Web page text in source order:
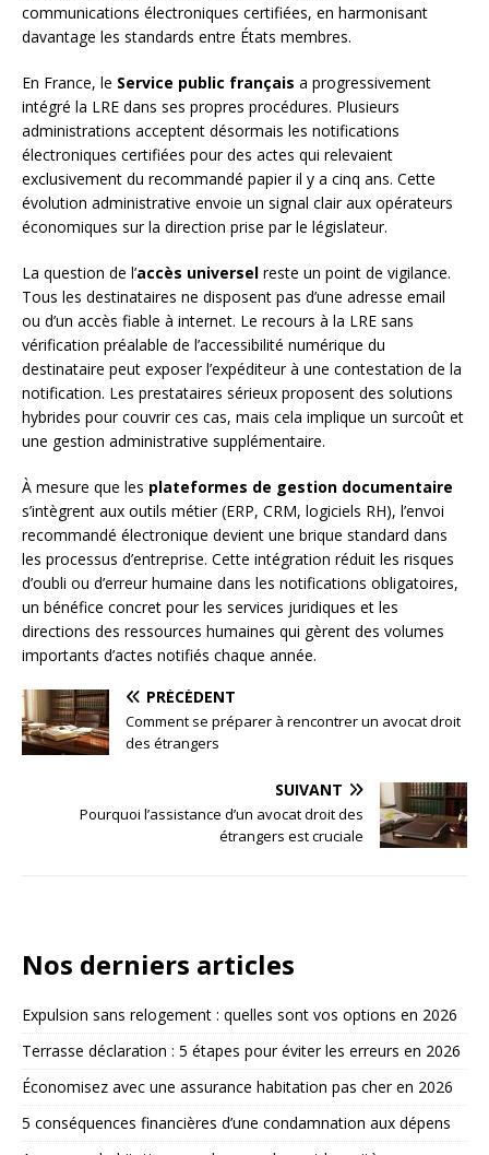
communications électroniques certifiées, en harmonisant
davantage les standards entre États membres.
En France, le Service public français a progressivement
intégré la LRE dans ses propres procédures. Plusieurs
administrations acceptent désormais les notifications
électroniques certifiées pour des actes qui relevaient
exclusivement du recommandé papier il y a cinq ans. Cette
évolution administrative envoie un signal clair aux opérateurs
économiques sur la direction prise par le législateur.
La question de l’accès universel reste un point de vigilance.
Tous les destinataires ne disposent pas d’une adresse email
ou d’un accès fiable à internet. Le recours à la LRE sans
vérification préalable de l’accessibilité numérique du
destinataire peut exposer l’expéditeur à une contestation de la
notification. Les prestataires sérieux proposent des solutions
hybrides pour couvrir ces cas, mais cela implique un surcoût et
une gestion administrative supplémentaire.
À mesure que les plateformes de gestion documentaire
s’intègrent aux outils métier (ERP, CRM, logiciels RH), l’envoi
recommandé électronique devient une brique standard dans
les processus d’entreprise. Cette intégration réduit les risques
d’oubli ou d’erreur humaine dans les notifications obligatoires,
un bénéfice concret pour les services juridiques et les
directions des ressources humaines qui gèrent des volumes
importants d’actes notifiés chaque année.
PRÉCÉDENT
Comment se préparer à rencontrer un avocat droit
des étrangers
SUIVANT
Pourquoi l’assistance d’un avocat droit des
étrangers est cruciale
Nos derniers articles
Expulsion sans relogement : quelles sont vos options en 2026
Terrasse déclaration : 5 étapes pour éviter les erreurs en 2026
Économisez avec une assurance habitation pas cher en 2026
5 conséquences financières d’une condamnation aux dépens